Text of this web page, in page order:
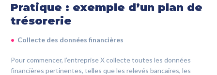
Pratique : exemple d’un plan de
trésorerie
Collecte des données financières
Pour commencer, l’entreprise X collecte toutes les données
financières pertinentes, telles que les relevés bancaires, les